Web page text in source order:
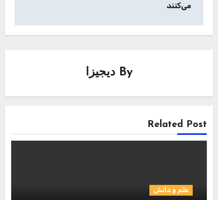
می‌کنند
By دیجیزا
Related Post
علم و دانش